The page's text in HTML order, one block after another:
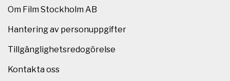
Om Film Stockholm AB
Hantering av personuppgifter
Tillgänglighetsredogörelse
Kontakta oss